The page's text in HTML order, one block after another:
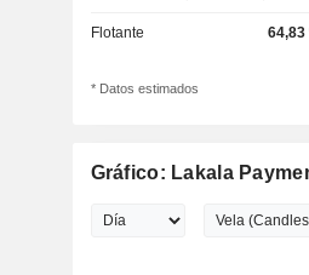
Flotante 64,83
* Datos estimados
Gráfico: Lakala